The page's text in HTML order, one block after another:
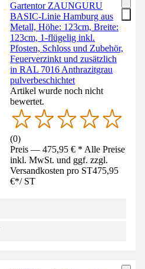
Gartentor ZAUNGURU
BASIC-Linie Hamburg aus
Metall, Höhe: 123cm, Breite:
123cm, 1-flügelig inkl.
Pfosten, Schloss und Zubehör,
Feuerverzinkt und zusätzlich
in RAL 7016 Anthrazitgrau
pulverbeschichtet
Artikel wurde noch nicht
bewertet.
(0)
Preis — 475,95 € * Alle Preise
inkl. MwSt. und ggf. zzgl.
Versandkosten pro ST475,95
€*/ ST